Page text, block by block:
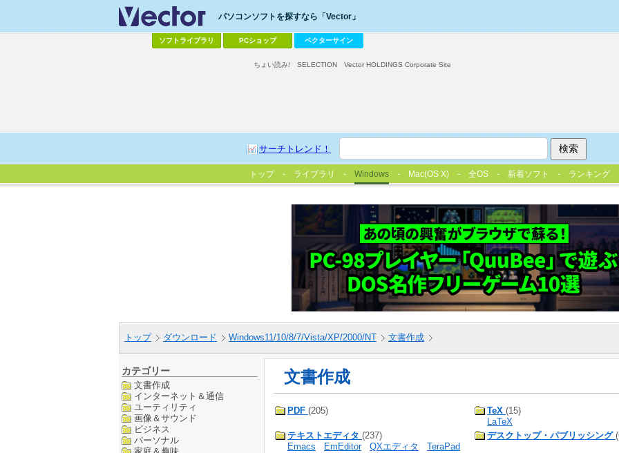
パソコンソフトを探すなら「Vector」
ソフトライブラリ PCショップ ベクターサイン
サーチトレンド！
ちょい読み! SELECTION Vector HOLDINGS Corporate Site
トップ ライブラリ Windows Mac(OS X) 全OS 新着ソフト ランキング
トップ ダウンロード Windows11/10/8/7/Vista/XP/2000/NT 文書作成
カテゴリー
文書作成
インターネット＆通信
ユーティリティ
画像＆サウンド
ビジネス
パーソナル
文書作成
PDF (205) TeX (15)
LaTeX
テキストエディタ (237)
Emacs
EmEditor QXエディタ
TeraPad
デスクトップ・パブリッシング